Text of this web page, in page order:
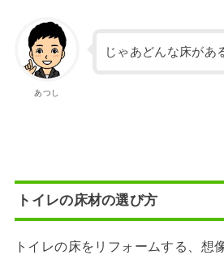
あつし
じゃあどんな床があ
トイレの床材の選び方
トイレの床をリフォームする、想